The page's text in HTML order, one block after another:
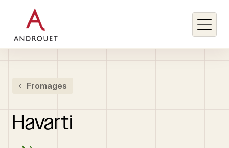
Rechercher un mot clé
Fromages
Havarti